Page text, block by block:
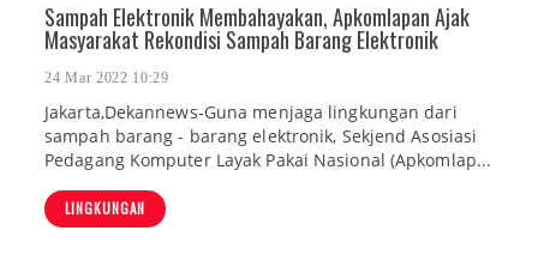
Sampah Elektronik Membahayakan, Apkomlapan Ajak
Masyarakat Rekondisi Sampah Barang Elektronik
24 Mar 2022 10:29
Jakarta,Dekannews-Guna menjaga lingkungan dari
sampah barang - barang elektronik, Sekjend Asosiasi
Pedagang Komputer Layak Pakai Nasional (Apkomlap...
LINGKUNGAN